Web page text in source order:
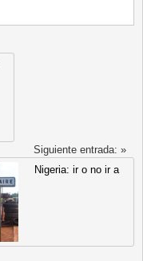
Siguiente entrada: »
Nigeria: ir o no ir a